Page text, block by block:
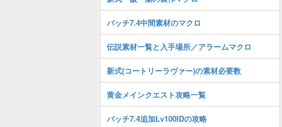
パッチ7.4中間素材のマクロ
伝説素材一覧と入手場所／アラームマクロ
新式(コートリーラヴァー)の素材必要数
黄金メインクエスト攻略一覧
パッチ7.4追加Lv100IDの攻略